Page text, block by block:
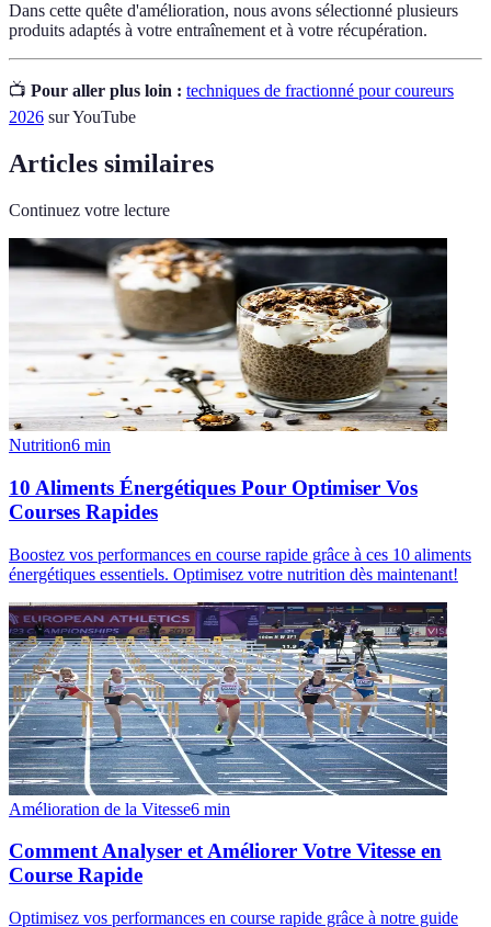
Dans cette quête d'amélioration, nous avons sélectionné plusieurs
produits adaptés à votre entraînement et à votre récupération.
📺 Pour aller plus loin : techniques de fractionné pour coureurs
2026 sur YouTube
Articles similaires
Continuez votre lecture
Nutrition6 min
10 Aliments Énergétiques Pour Optimiser Vos
Courses Rapides
Boostez vos performances en course rapide grâce à ces 10 aliments
énergétiques essentiels. Optimisez votre nutrition dès maintenant!
Amélioration de la Vitesse6 min
Comment Analyser et Améliorer Votre Vitesse en
Course Rapide
Optimisez vos performances en course rapide grâce à notre guide